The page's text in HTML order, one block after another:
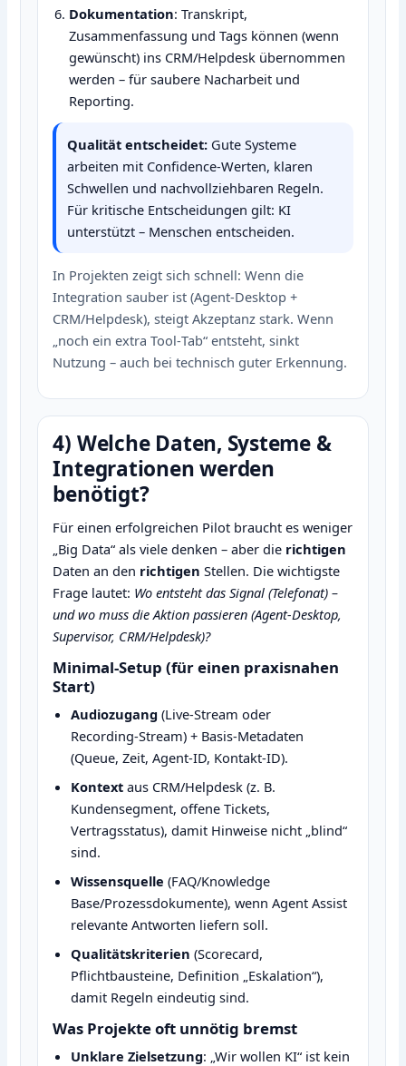
Dokumentation: Transkript,
Zusammenfassung und Tags können (wenn
gewünscht) ins CRM/Helpdesk übernommen
werden – für saubere Nacharbeit und
Reporting.
Qualität entscheidet: Gute Systeme
arbeiten mit Confidence‑Werten, klaren
Schwellen und nachvollziehbaren Regeln.
Für kritische Entscheidungen gilt: KI
unterstützt – Menschen entscheiden.
In Projekten zeigt sich schnell: Wenn die
Integration sauber ist (Agent‑Desktop +
CRM/Helpdesk), steigt Akzeptanz stark. Wenn
„noch ein extra Tool‑Tab“ entsteht, sinkt
Nutzung – auch bei technisch guter Erkennung.
4) Welche Daten, Systeme &
Integrationen werden
benötigt?
Für einen erfolgreichen Pilot braucht es weniger
„Big Data“ als viele denken – aber die richtigen
Daten an den richtigen Stellen. Die wichtigste
Frage lautet: Wo entsteht das Signal (Telefonat) –
und wo muss die Aktion passieren (Agent‑Desktop,
Supervisor, CRM/Helpdesk)?
Minimal‑Setup (für einen praxisnahen
Start)
Audiozugang (Live‑Stream oder
Recording‑Stream) + Basis‑Metadaten
(Queue, Zeit, Agent‑ID, Kontakt‑ID).
Kontext aus CRM/Helpdesk (z. B.
Kundensegment, offene Tickets,
Vertragsstatus), damit Hinweise nicht „blind“
sind.
Wissensquelle (FAQ/Knowledge
Base/Prozessdokumente), wenn Agent Assist
relevante Antworten liefern soll.
Qualitätskriterien (Scorecard,
Pflichtbausteine, Definition „Eskalation“),
damit Regeln eindeutig sind.
Was Projekte oft unnötig bremst
Unklare Zielsetzung: „Wir wollen KI“ ist kein